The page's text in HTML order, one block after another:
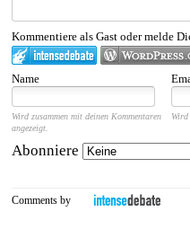
Kommentiere als Gast oder melde
Name
Wird zusammen mit deinen Kommentaren
angezeigt.
Abonniere
Comments by